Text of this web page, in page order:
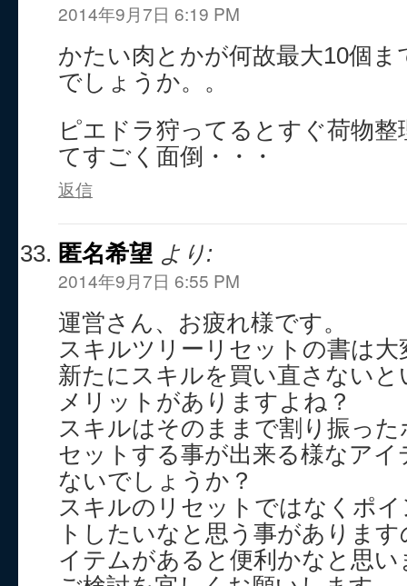
2014年9月7日 6:19 PM
かたい肉とかが何故最大10個
でしょうか。。
ピエドラ狩ってるとすぐ荷物
てすごく面倒・・・
返信
匿名希望 より:
2014年9月7日 6:55 PM
運営さん、お疲れ様です。
スキルツリーリセットの書は
新たにスキルを買い直さない
メリットがありますよね？
スキルはそのままで割り振っ
セットする事が出来る様なア
ないでしょうか？
スキルのリセットではなくポ
トしたいなと思う事がありま
イテムがあると便利かなと思い